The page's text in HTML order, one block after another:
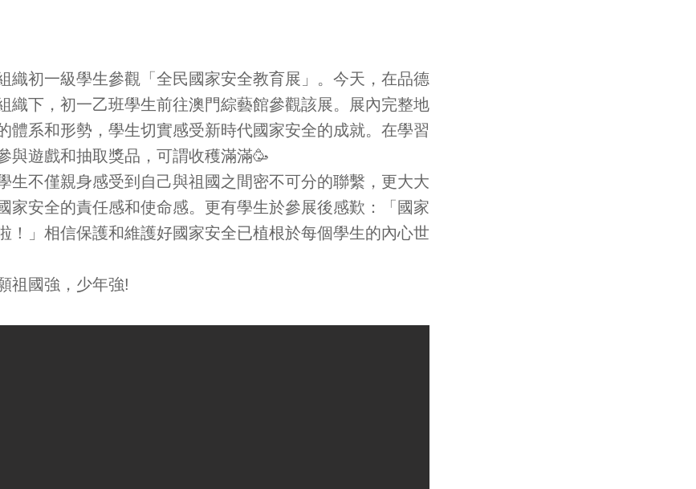
織初一級學生參觀「全民國家安全教育展」。今天，在品德
織下，初一乙班學生前往澳門綜藝館參觀該展。展內完整地
體系和形勢，學生切實感受新時代國家安全的成就。在學習
與遊戲和抽取獎品，可謂收穫滿滿🥳
生不僅親身感受到自己與祖國之間密不可分的聯繫，更大大
家安全的責任感和使命感。更有學生於參展後感歎：「國家
！」相信保護和維護好國家安全已植根於每個學生的內心世
祖國強，少年強!